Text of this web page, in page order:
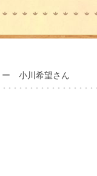
ー 小川希望さん